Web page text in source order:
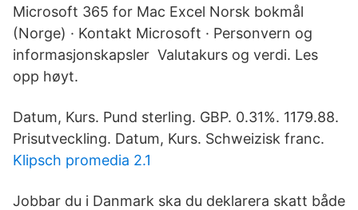
Microsoft 365 for Mac Excel Norsk bokmål
(Norge) · Kontakt Microsoft · Personvern og
informasjonskapsler Valutakurs og verdi. Les
opp høyt.
Datum, Kurs. Pund sterling. GBP. 0.31%. 1179.88.
Prisutveckling. Datum, Kurs. Schweizisk franc.
Klipsch promedia 2.1
Jobbar du i Danmark ska du deklarera skatt både